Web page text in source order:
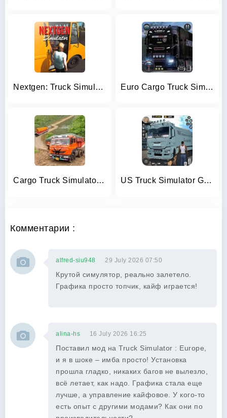
Nextgen: Truck Simulator Drive Euro Cargo Truck Simulator 3D
Cargo Truck Simulator Games 3D US Truck Simulator Game 2022
Комментарии :
alfred-siu948 29 July 2026 07:50
Крутой симулятор, реально залетело.
Графика просто топчик, кайф играется!
alina-hs 16 July 2026 16:25
Поставил мод на Truck Simulator : Europe,
и я в шоке – имба просто! Установка
прошла гладко, никаких багов не вылезло,
всё летает, как надо. Графика стала еще
лучше, а управление кайфовое. У кого-то
есть опыт с другими модами? Как они по